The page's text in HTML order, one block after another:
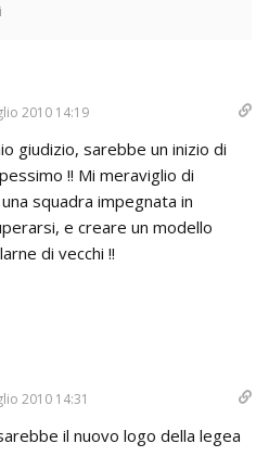
2010 14:19
giudizio, sarebbe un inizio di
!! Mi meraviglio di
squadra impegnata in
e creare un modello
di vecchi !!
2010 14:31
il nuovo logo della legea